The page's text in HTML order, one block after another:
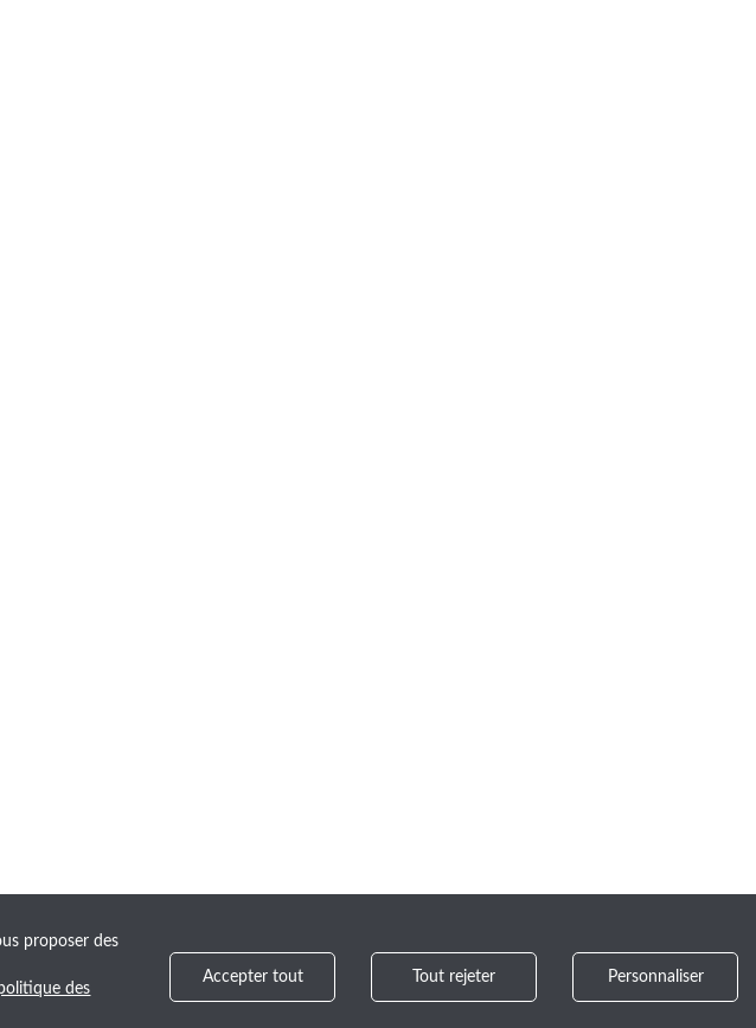
proposer des
des
Accepter tout Tout rejeter Personnaliser